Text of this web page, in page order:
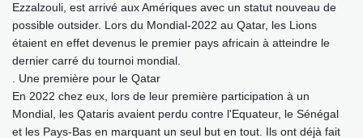
Ezzalzouli, est arrivé aux Amériques avec un statut nouveau de
possible outsider. Lors du Mondial-2022 au Qatar, les Lions
étaient en effet devenus le premier pays africain à atteindre le
dernier carré du tournoi mondial.
. Une première pour le Qatar
En 2022 chez eux, lors de leur première participation à un
Mondial, les Qataris avaient perdu contre l'Equateur, le Sénégal
et les Pays-Bas en marquant un seul but en tout. Ils ont déjà fait